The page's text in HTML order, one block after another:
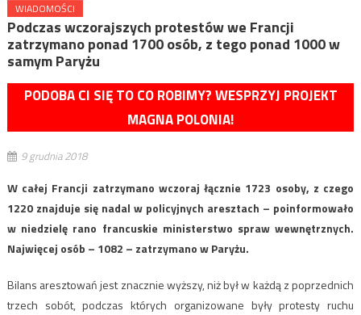
WIADOMOŚCI
Podczas wczorajszych protestów we Francji
zatrzymano ponad 1700 osób, z tego ponad 1000 w
samym Paryżu
PODOBA CI SIĘ TO CO ROBIMY? WESPRZYJ PROJEKT
MAGNA POLONIA!
9 grudnia 2018
W całej Francji zatrzymano wczoraj łącznie 1723 osoby, z czego
1220 znajduje się nadal w policyjnych aresztach – poinformowało
w niedzielę rano francuskie ministerstwo spraw wewnętrznych.
Najwięcej osób – 1082 – zatrzymano w Paryżu.
Bilans aresztowań jest znacznie wyższy, niż był w każdą z poprzednich
trzech sobót, podczas których organizowane były protesty ruchu